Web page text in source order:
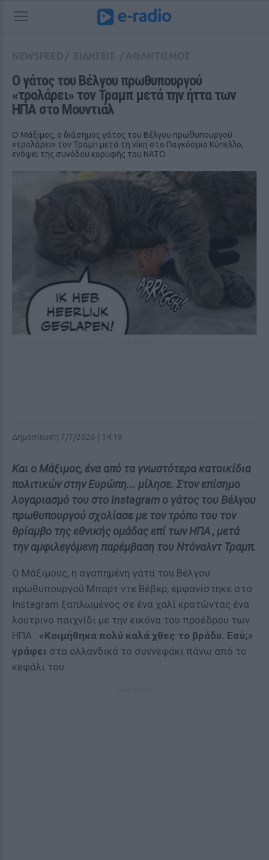
Ο γάτος του Βέλγου πρωθυπουργού
«τρολάρει» τον Τραμπ μετά την ήττα των
ΗΠΑ στο Μουντιάλ
Ο Μάξιμος, ο διάσημος γάτος του Βέλγου πρωθυπουργού
«τρολάρει» τον Τραμπ μετά τη νίκη στο Παγκόσμιο Κύπελλο,
ενόψει της συνόδου κορυφής του ΝΑΤΟ
Δημοσίευση 7/7/2026 | 14:19
Και ο Μάξιμος, ένα από τα γνωστότερα κατοικίδια
πολιτικών στην Ευρώπη... μίλησε. Στον επίσημο
λογαριασμό του στο Instagram ο γάτος του Βέλγου
πρωθυπουργού σχολίασε με τον τρόπο του τον
θρίαμβο της εθνικής ομάδας επί των ΗΠΑ , μετά
την αμφιλεγόμενη παρέμβαση του Ντόναλντ Τραμπ.
Ο Μάξιμους, η αγαπημένη γάτα του Βέλγου
πρωθυπουργού Μπαρτ ντε Βέβερ, εμφανίστηκε στο
Instagram ξαπλωμένος σε ένα χαλί κρατώντας ένα
λούτρινο παιχνίδι με την εικόνα του προέδρου των
ΗΠΑ . «Κοιμήθηκα πολύ καλά χθες το βράδυ. Εσύ;»
γράφει στα ολλανδικά το συννεφάκι πάνω από το
κεφάλι του.